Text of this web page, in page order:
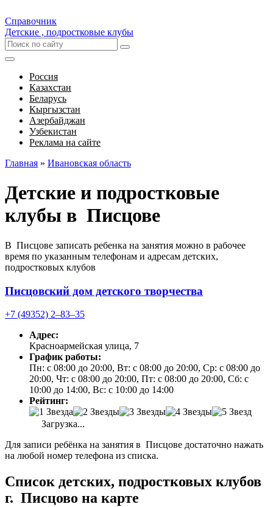
Справочник
Детские , подростковые клубы
Россия
Казахстан
Беларусь
Кыргызстан
Азербайджан
Узбекистан
Реклама на сайте
Главная » Ивановская область
Детские и подростковые
клубы в Писцове
В Писцове записать ребенка на занятия можно в рабочее
время по указанным телефонам и адресам детских,
подростковых клубов
Писцовский дом детского творчества
+7 (49352) 2‒83‒35
Адрес:
Красноармейская улица, 7
График работы:
Пн: с 08:00 до 20:00, Вт: с 08:00 до 20:00, Ср: с 08:00 до
20:00, Чт: с 08:00 до 20:00, Пт: с 08:00 до 20:00, Сб: с
10:00 до 14:00, Вс: с 10:00 до 14:00
Рейтинг:
Загрузка...
Для записи ребёнка на занятия в Писцове достаточно нажать
на любой номер телефона из списка.
Список детских, подростковых клубов
г. Писцово на карте